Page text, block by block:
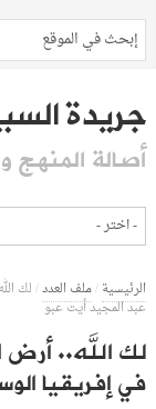
جريدة
أصالة المنهج
الرئيسية/ملف العدد/لك
عبد المجيد أيت عبو
لك الله.. أرض
في إفريقيا